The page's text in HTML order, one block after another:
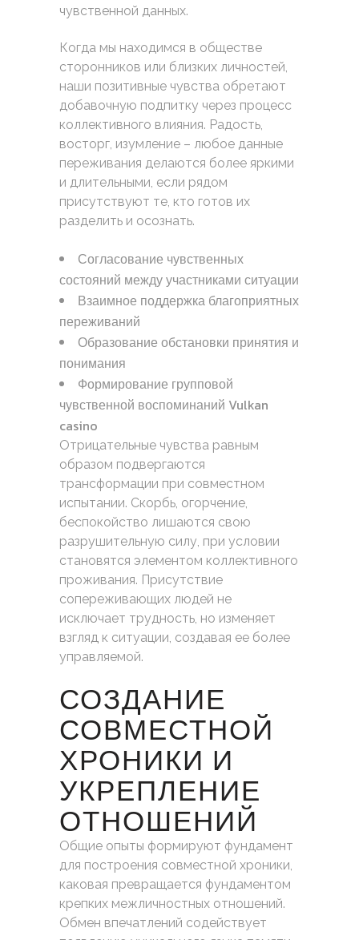
чувственной данных.
Когда мы находимся в обществе
сторонников или близких личностей,
наши позитивные чувства обретают
добавочную подпитку через процесс
коллективного влияния. Радость,
восторг, изумление – любое данные
переживания делаются более яркими
и длительными, если рядом
присутствуют те, кто готов их
разделить и осознать.
Согласование чувственных
состояний между участниками ситуации
Взаимное поддержка благоприятных
переживаний
Образование обстановки принятия и
понимания
Формирование групповой
чувственной воспоминаний Vulkan
casino
Отрицательные чувства равным
образом подвергаются
трансформации при совместном
испытании. Скорбь, огорчение,
беспокойство лишаются свою
разрушительную силу, при условии
становятся элементом коллективного
проживания. Присутствие
сопереживающих людей не
исключает трудность, но изменяет
взгляд к ситуации, создавая ее более
управляемой.
СОЗДАНИЕ
СОВМЕСТНОЙ
ХРОНИКИ И
УКРЕПЛЕНИЕ
ОТНОШЕНИЙ
Общие опыты формируют фундамент
для построения совместной хроники,
каковая превращается фундаментом
крепких межличностных отношений.
Обмен впечатлений содействует